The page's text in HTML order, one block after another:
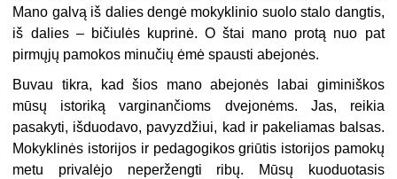
Mano galvą iš dalies dengė mokyklinio suolo stalo dangtis,
iš dalies – bičiulės kuprinė. O štai mano protą nuo pat
pirmųjų pamokos minučių ėmė spausti abejonės.
Buvau tikra, kad šios mano abejonės labai giminiškos
mūsų istoriką varginančioms dvejonėms. Jas, reikia
pasakyti, išduodavo, pavyzdžiui, kad ir pakeliamas balsas.
Mokyklinės istorijos ir pedagogikos griūtis istorijos pamokų
metu privalėjo neperžengti ribų. Mūsų kuoduotasis